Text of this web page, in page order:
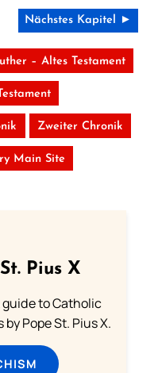
Nächstes Kapitel ►
– Altes Testament
Zweiter Chronik
Main Site
Pius X
guide to Catholic
Pope St. Pius X.